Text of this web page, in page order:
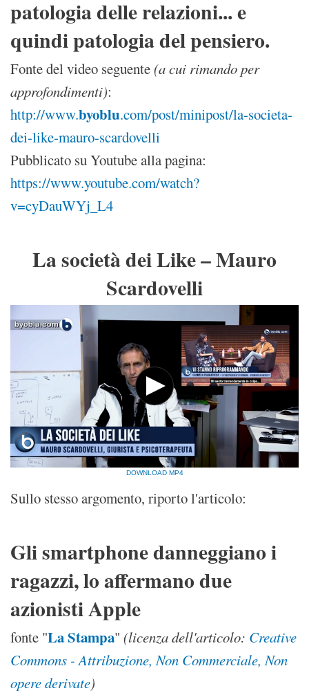
patologia delle relazioni... e
quindi patologia del pensiero.
Fonte del video seguente (a cui rimando per
approfondimenti):
http://www.byoblu.com/post/minipost/la-societa-
dei-like-mauro-scardovelli
Pubblicato su Youtube alla pagina:
https://www.youtube.com/watch?
v=cyDauWYj_L4
La società dei Like – Mauro
Scardovelli
DOWNLOAD MP4
Sullo stesso argomento, riporto l'articolo:
Gli smartphone danneggiano i
ragazzi, lo affermano due
azionisti Apple
fonte "La Stampa" (licenza dell'articolo: Creative
Commons - Attribuzione, Non Commerciale, Non
opere derivate)